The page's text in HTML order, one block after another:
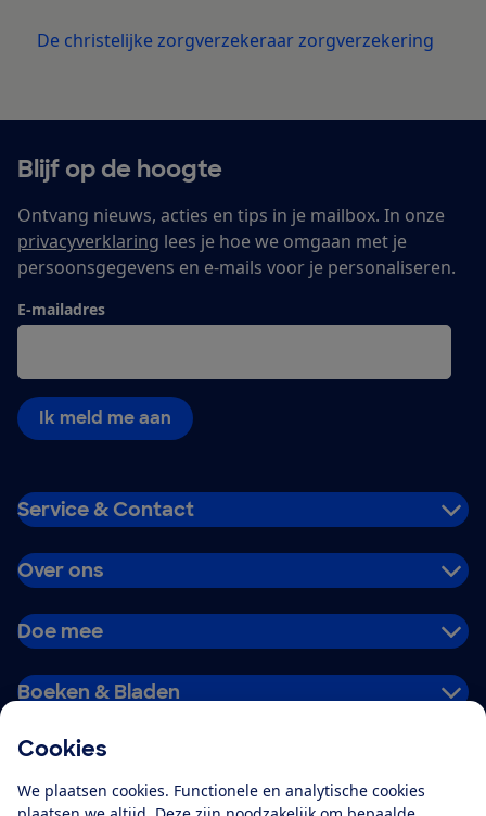
Cookies
We plaatsen cookies. Functionele en analytische cookies
De christelijke zorgverzekeraar zorgverzekering
Blijf op de hoogte
Ontvang nieuws, acties en tips in je mailbox. In onze
privacyverklaring lees je hoe we omgaan met je
persoonsgegevens en e-mails voor je personaliseren.
E-mailadres
Ik meld me aan
Service & Contact
Over ons
Doe mee
Boeken & Bladen